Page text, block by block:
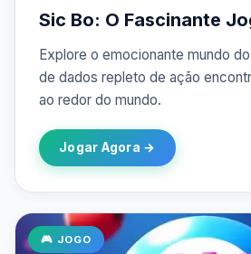
Sic Bo: O Fascinante
Explore o emocionante mundo
de dados repleto de ação
ao redor do mundo.
Jogar Agora →
🎮 JOGO